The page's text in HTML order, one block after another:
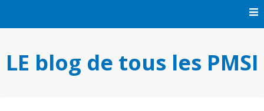
LE blog de tous les PMSI